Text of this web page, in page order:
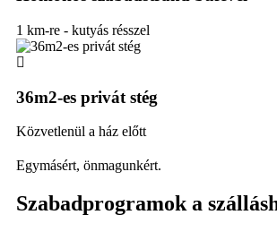
1 km-re - kutyás résszel
36m2-es privát stég
Közvetlenül a ház előtt
Egymásért, önmagunkért.
Szabadprogramok a